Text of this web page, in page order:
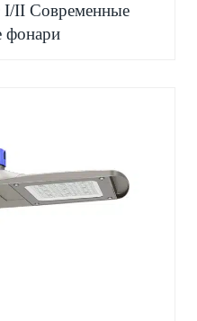
I/II Современные
фонари